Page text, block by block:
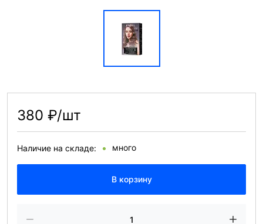
380 ₽/шт
Наличие на складе: много
В корзину